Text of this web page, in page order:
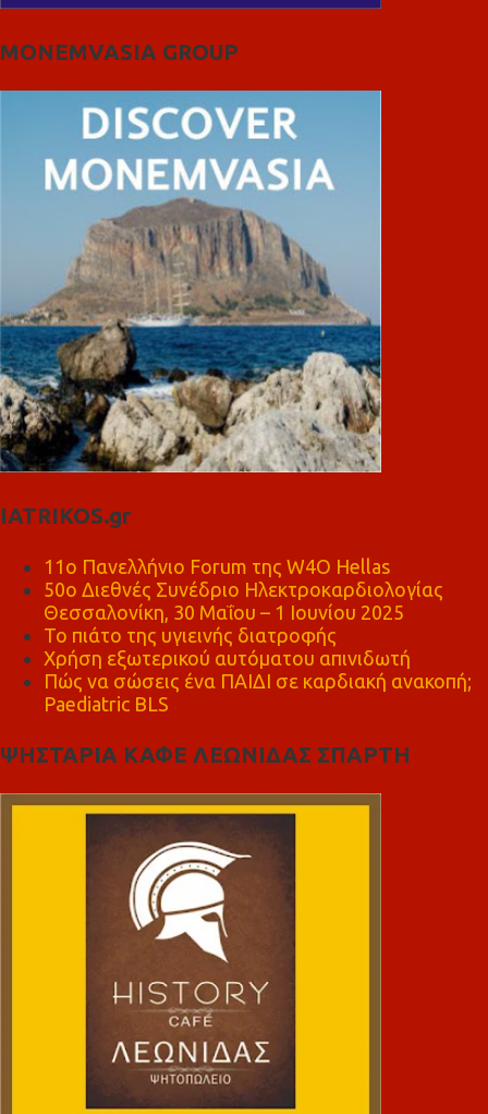
MONEMVASIA GROUP
IATRIKOS.gr
11ο Πανελλήνιο Forum της W4O Hellas
50ο Διεθνές Συνέδριο Ηλεκτροκαρδιολογίας
Θεσσαλονίκη, 30 Μαΐου – 1 Ιουνίου 2025
Το πιάτο της υγιεινής διατροφής
Χρήση εξωτερικού αυτόματου απινιδωτή
Πώς να σώσεις ένα ΠΑΙΔΙ σε καρδιακή ανακοπή;
Paediatric BLS
ΨΗΣΤΑΡΙΑ ΚΑΦΕ ΛΕΩΝΙΔΑΣ ΣΠΑΡΤΗ